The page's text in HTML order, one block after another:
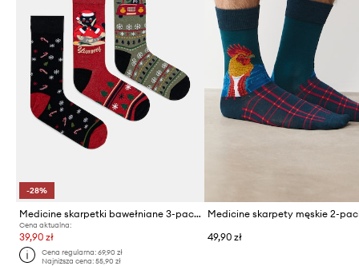
-28%
Medicine skarpetki bawełniane 3-pack
Cena aktualna:
39,90 zł
Cena regularna:69,90 zł
Najniższa cena:55,90 zł
Medicine skarpety męskie 2-
49,90 zł